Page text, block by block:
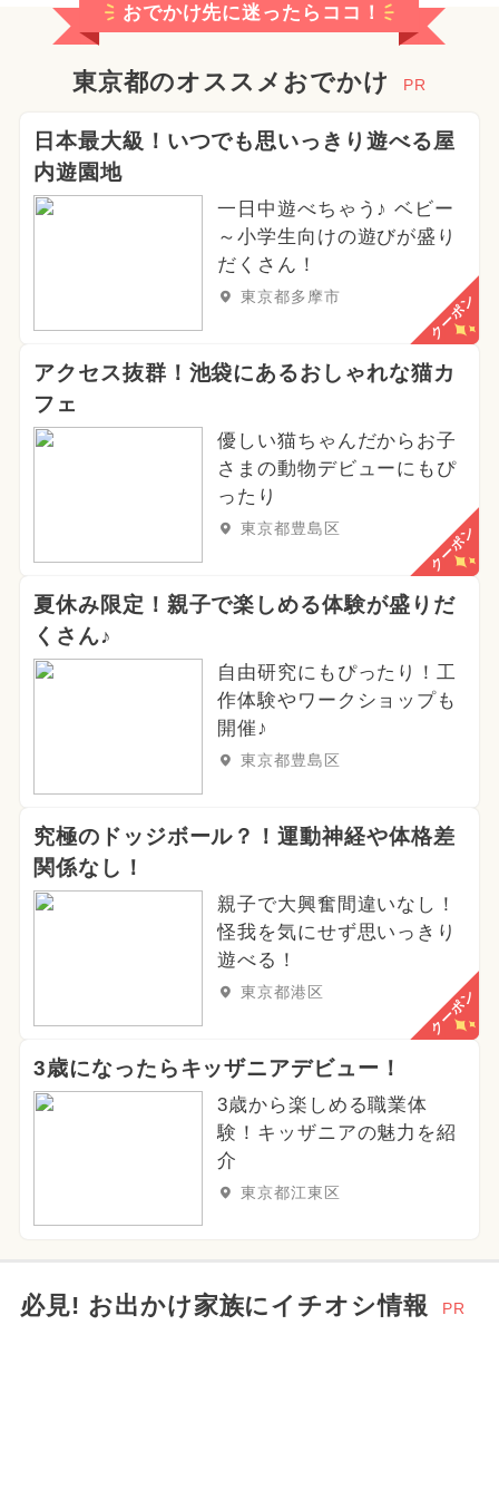
2025年3月のイベント
2024年8月のイベント
2026年5月のイベント
2026年3月のイベント
2024年2月のイベント
2026年6月のイベント
2025年7月のイベント
2026年4月のイベント
2024年9月のイベント グルメフェス
2024年6月のイベント
冬休み
2025年1月のイベント
2025年4月のイベント
夏休み（日帰り）
2024年10月のイベント
2025年9月のイベント
おでかけ先に迷ったらココ！
東京都のオススメおでかけ PR
日本最大級！いつでも思いっきり遊べる屋
内遊園地
一日中遊べちゃう♪ ベビー
～小学生向けの遊びが盛り
だくさん！
東京都多摩市 クーポン
アクセス抜群！池袋にあるおしゃれな猫カ
フェ
優しい猫ちゃんだからお子
さまの動物デビューにもぴ
ったり
東京都豊島区 クーポン
夏休み限定！親子で楽しめる体験が盛りだ
くさん♪
自由研究にもぴったり！工
作体験やワークショップも
開催♪
東京都豊島区
究極のドッジボール？！運動神経や体格差
関係なし！
親子で大興奮間違いなし！
怪我を気にせず思いっきり
遊べる！
東京都港区 クーポン
3歳になったらキッザニアデビュー！
3歳から楽しめる職業体
験！キッザニアの魅力を紹
介
東京都江東区
必見! お出かけ家族にイチオシ情報 PR